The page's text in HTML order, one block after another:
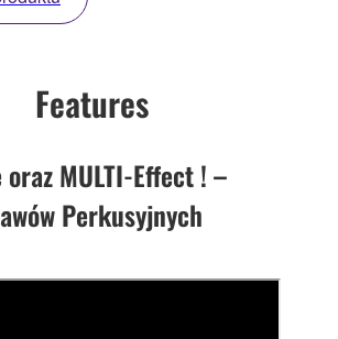
Features
oraz MULTI-Effect ! –
Perkusyjnych